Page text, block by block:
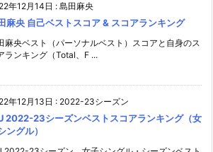
年12月14日 : 島田麻央
麻央 自己ベストスコア & スコアランキング
麻央ベスト（パーソナルベスト）スコアと自身のス
ランキング（Total、F ...
年12月13日 : 2022-23シーズン
2022-23シーズンベストスコアランキング（女
ングル）